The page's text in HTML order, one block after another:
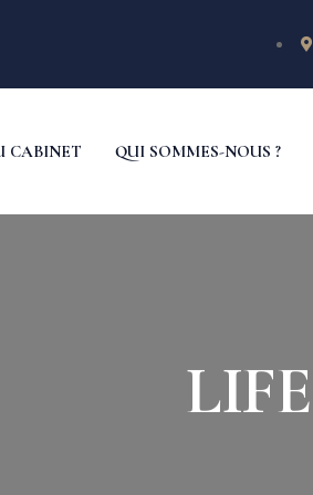
CABINET QUI SOMMES-NOUS ?
LIFE